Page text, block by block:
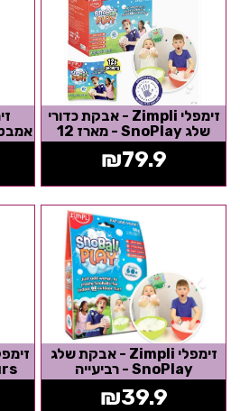
זימפלי Zimpli - אבקת כדורי
שלג SnoPlay - מארז 12
יחידות
₪79.9
זימפלי Zimpli - אבקת שלג
SnoPlay - רביעייה
₪39.9